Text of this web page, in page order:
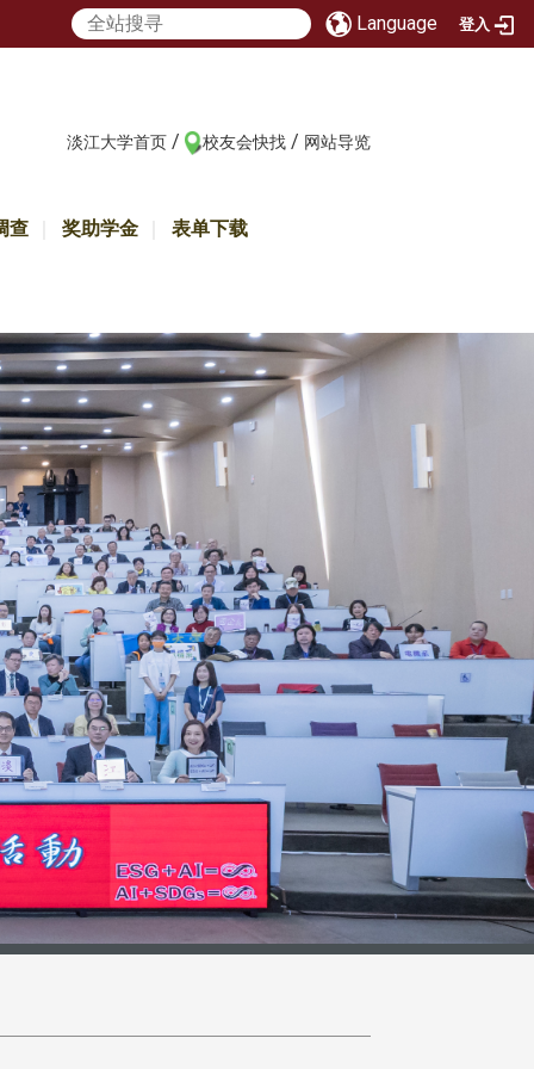
Language 登入
淡江大学首页 / 校友会快找 / 网站导览
查 奖助学金 表单下载